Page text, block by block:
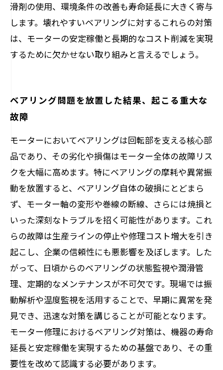
滑剤の使用、環境条件の改善も寿命延長に大きく寄与
します。壊れやすいベアリングに対するこれらの対策
は、モーターの安定稼働と長期的なコスト削減を実現
するために欠かせない取り組みと言えるでしょう。
ベアリング問題を放置した結果、起こる重大な
故障
モーターにおいてベアリングは回転部を支える核心部
品であり、その劣化や損傷はモーター全体の故障リス
クを大幅に高めます。特にベアリングの摩耗や異常振
動を放置すると、ベアリング自体の破損にとどまら
ず、モーター軸の変形や巻線の断線、さらには焼損と
いった深刻なトラブルを招く可能性があります。これ
らの故障は生産ラインの停止や修理コスト増大を引き
起こし、企業の信頼性にも悪影響を及ぼします。した
がって、日頃からのベアリングの状態監視や潤滑管
理、定期的なメンテナンスが不可欠です。現場では振
動解析や温度監視を活用することで、早期に異常を発
見でき、迅速な対策を講じることが可能となります。
モーター修理におけるベアリング対策は、機器の寿命
延長と安定稼働を実現するための基盤であり、その重
要性を改めて認識する必要があります。